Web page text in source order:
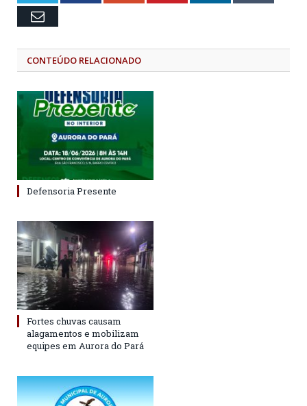
Email
CONTEÚDO RELACIONADO
Defensoria Presente
Fortes chuvas causam
alagamentos e mobilizam
equipes em Aurora do Pará